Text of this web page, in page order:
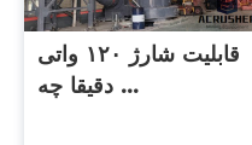
قابلیت شارژ ۱۲۰ واتی
دقیقا چه ...